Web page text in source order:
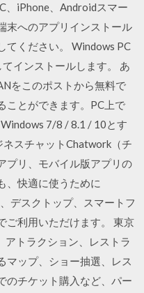
、iPhone、Androidスマー
末へのアプリインストール
てください。 Windows PC
インストールします。 あ
をこのポストから無料で
ことができます。PC上で
7/8 / 8.1 / 10とす
スチャットChatwork（チ
プリ、モバイル版アプリの
、快適に使うために
デスクトップ、スマートフ
ご利用いただけます。 東京
トラクション、レストラ
マップ、ショー抽選、レス
のチケット購入など、パー